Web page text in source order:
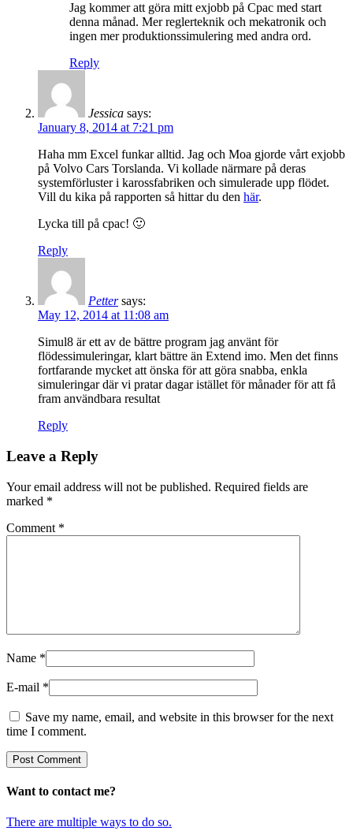
Jag kommer att göra mitt exjobb på Cpac med start
denna månad. Mer reglerteknik och mekatronik och
ingen mer produktionssimulering med andra ord.
Reply
Jessica says:
January 8, 2014 at 7:21 pm
Haha mm Excel funkar alltid. Jag och Moa gjorde vårt exjobb
på Volvo Cars Torslanda. Vi kollade närmare på deras
systemförluster i karossfabriken och simulerade upp flödet.
Vill du kika på rapporten så hittar du den här.
Lycka till på cpac! 🙂
Reply
Petter says:
May 12, 2014 at 11:08 am
Simul8 är ett av de bättre program jag använt för
flödessimuleringar, klart bättre än Extend imo. Men det finns
fortfarande mycket att önska för att göra snabba, enkla
simuleringar där vi pratar dagar istället för månader för att få
fram användbara resultat
Reply
Leave a Reply
Your email address will not be published. Required fields are
marked *
Comment *
Name *
E-mail *
Save my name, email, and website in this browser for the next
time I comment.
Want to contact me?
There are multiple ways to do so.